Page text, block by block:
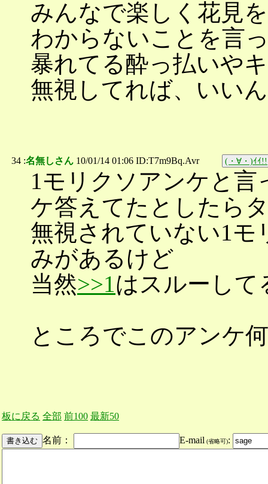
みんなで楽しく花見
わからないことを言
暴れてる酔っ払いや
無視してれば、いい
34 :名無しさん 10/01/14 01:06 ID:T7m9Bq.Avr (・∀・)ｲｲ!!
1モリクソアンケと
ケ答えてたとしたら
無視されていない1モ
みがあるけど
当然>>1はスルーして
ところでこのアンケ
板に戻る 全部 前100 最新50
名前： E-mail (省略可):